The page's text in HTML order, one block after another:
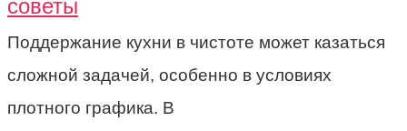
советы
Поддержание кухни в чистоте может казаться
сложной задачей, особенно в условиях
плотного графика. В